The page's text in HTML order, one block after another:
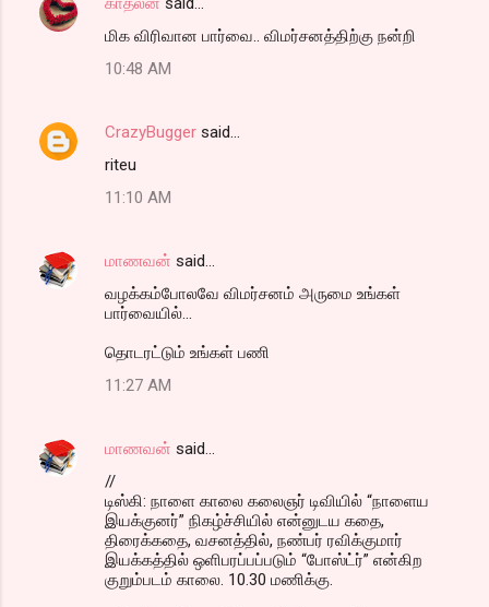
மிக விரிவான பார்வை.. விமர்சனத்திற்கு நன்றி
10:48 AM
CrazyBugger said…
riteu
11:10 AM
மாணவன் said…
வழக்கம்போலவே விமர்சனம் அருமை உங்கள்
பார்வையில்...
தொடரட்டும் உங்கள் பணி
11:27 AM
மாணவன் said…
//
டிஸ்கி: நாளை காலை கலைஞர் டிவியில் “நாளைய
இயக்குனர்” நிகழ்ச்சியில் என்னுடய கதை,
திரைக்கதை, வசனத்தில், நண்பர் ரவிக்குமார்
இயக்கத்தில் ஒளிபரப்பப்படும் “போஸ்ட்ர்” என்கிற
குறும்படம் காலை. 10.30 மணிக்கு.